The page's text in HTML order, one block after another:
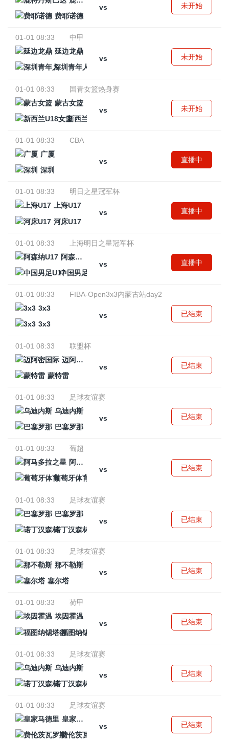
vs
费耶诺德
未开始
01-01 08:33
中甲
延边龙鼎
vs
深圳青年人
未开始
01-01 08:33
国青女篮热身赛
蒙古女篮
vs
新西兰U18女篮
未开始
01-01 08:33
CBA
广厦
vs
深圳
直播中
01-01 08:33
明日之星冠军杯
上海U17
vs
河床U17
直播中
01-01 08:33
上海明日之星冠军杯
阿森纳U17
vs
中国男足U17
直播中
01-01 08:33
FIBA-Open3x3内蒙古站day2
3x3
vs
3x3
已结束
01-01 08:33
联盟杯
迈阿密国际
vs
蒙特雷
已结束
01-01 08:33
足球友谊赛
乌迪内斯
vs
巴塞罗那
已结束
01-01 08:33
葡超
阿马多拉之星
vs
葡萄牙体育
已结束
01-01 08:33
足球友谊赛
巴塞罗那
vs
诺丁汉森林
已结束
01-01 08:33
足球友谊赛
那不勒斯
vs
塞尔塔
已结束
01-01 08:33
荷甲
埃因霍温
vs
福图纳锡塔德
已结束
01-01 08:33
足球友谊赛
乌迪内斯
vs
诺丁汉森林
已结束
01-01 08:33
足球友谊赛
皇家马德里
vs
费伦茨瓦罗斯
已结束